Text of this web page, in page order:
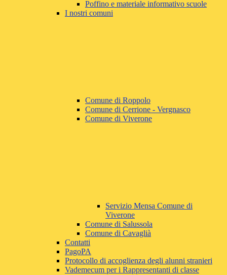
Poffino e materiale informativo scuole
I nostri comuni
Comune di Roppolo
Comune di Cerrione - Vergnasco
Comune di Viverone
Servizio Mensa Comune di
Viverone
Comune di Salussola
Comune di Cavaglià
Contatti
PagoPA
Protocollo di accoglienza degli alunni stranieri
Vademecum per i Rappresentanti di classe